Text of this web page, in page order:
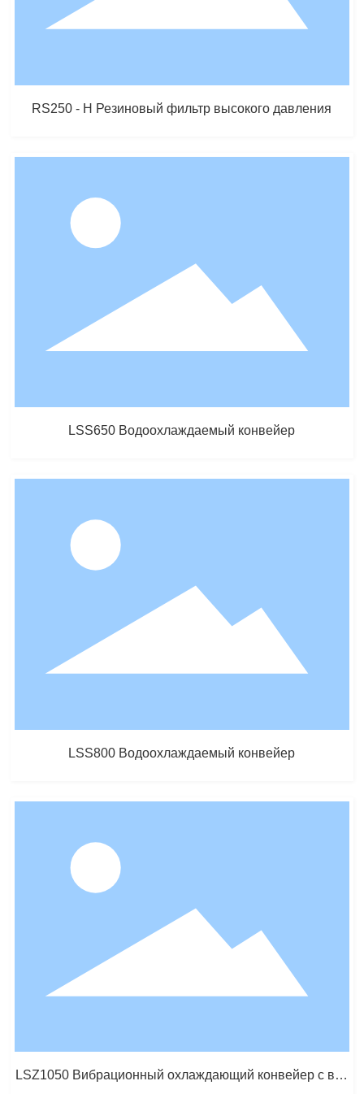
RS250 - H Резиновый фильтр высокого давления
LSS650 Водоохлаждаемый конвейер
LSS800 Водоохлаждаемый конвейер
LSZ1050 Вибрационный охлаждающий конвейер с воз